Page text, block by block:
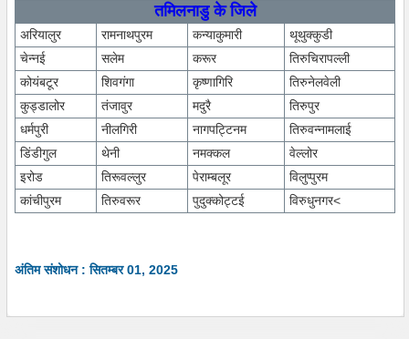
तमिलनाडु के जिले
अरियालुर रामनाथपुरम कन्याकुमारी
थूथुक्कुडी
चेन्नई
सलेम करूर
तिरुचिरापल्ली
कोयंबटूर
शिवगंगा कृष्णागिरि
तिरुनेलवेली
कुड्डालोर
तंजावुर मदुरै
तिरुपुर
धर्मपुरी
नीलगिरी नागपट्टिनम
तिरुवन्नामलाई
डिंडीगुल
थेनी नमक्कल
वेल्लोर
इरोड
तिरूवल्लुर पेराम्बलूर
विलुप्पुरम
कांचीपुरम
तिरुवरूर पुदुक्कोट्टई विरुधुनगर<
अंतिम संशोधन : सितम्बर 01, 2025